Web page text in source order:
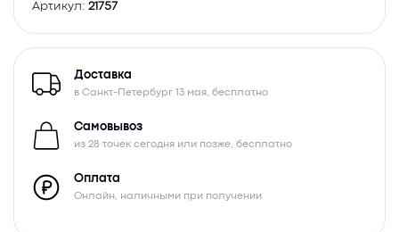
Артикул: 21757
Доставка
в Санкт-Петербург 13 мая, бесплатно
Самовывоз
из 28 точек сегодня или позже, бесплатно
Оплата
Онлайн, наличными при получении